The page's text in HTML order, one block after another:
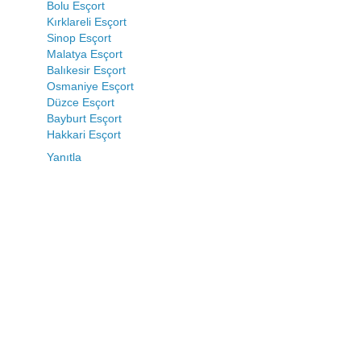
Bolu Esçort
Kırklareli Esçort
Sinop Esçort
Malatya Esçort
Balıkesir Esçort
Osmaniye Esçort
Düzce Esçort
Bayburt Esçort
Hakkari Esçort
Yanıtla